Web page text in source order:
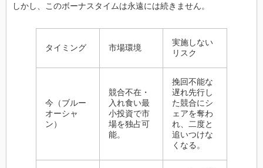
しかし、このボーナスタイムは永遠には続きません。
タイミング 市場環境
実施しない
リスク
今（ブルー
オーシャ
ン）
競合不在・
入れ食い最
小投資で市
場を独占可
能。
挽回不能な
遅れ先行し
た競合にシ
ェアを奪わ
れ、二度と
追いつけな
くなる。